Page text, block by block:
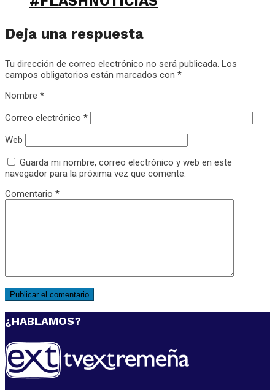
Deja una respuesta
Tu dirección de correo electrónico no será publicada. Los
campos obligatorios están marcados con *
Nombre *
Correo electrónico *
Web
Guarda mi nombre, correo electrónico y web en este
navegador para la próxima vez que comente.
Comentario *
¿HABLAMOS?